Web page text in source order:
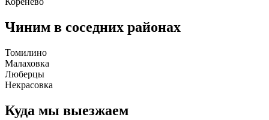
Чиним в соседних районах
Томилино
Малаховка
Люберцы
Некрасовка
Куда мы выезжаем